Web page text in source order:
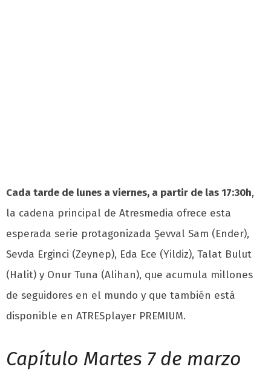
Cada tarde de lunes a viernes, a partir de las 17:30h,
la cadena principal de Atresmedia ofrece esta
esperada serie protagonizada Şevval Sam (Ender),
Sevda Erginci (Zeynep), Eda Ece (Yildiz), Talat Bulut
(Halit) y Onur Tuna (Alihan), que acumula millones
de seguidores en el mundo y que también está
disponible en ATRESplayer PREMIUM.
Capítulo Martes 7 de marzo